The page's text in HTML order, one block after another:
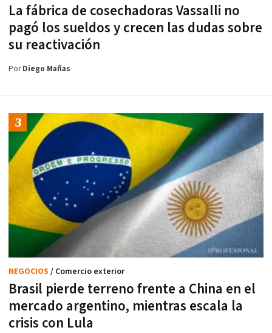
La fábrica de cosechadoras Vassalli no
pagó los sueldos y crecen las dudas sobre
su reactivación
PorDiego Mañas
Brasil pierde terreno frente a China en el
mercado argentino, mientras escala la
crisis con Lula
NEGOCIOS / Comercio exterior